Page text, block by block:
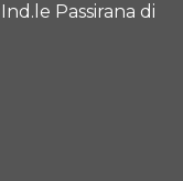
Passirana di